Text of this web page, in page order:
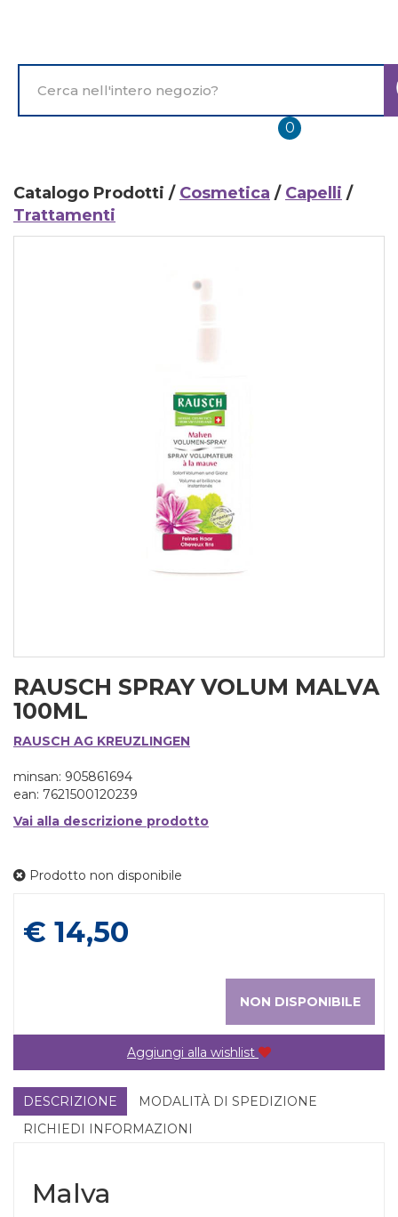
principale
Prodotto
0prodotti
inseriti
Catalogo Prodotti / Cosmetica / Capelli /
Trattamenti
RAUSCH SPRAY VOLUM MALVA
100ML
RAUSCH AG KREUZLINGEN
minsan: 905861694
ean: 7621500120239
Vai alla descrizione prodotto
Prodotto non disponibile
Prezzo
€ 14,50
NON DISPONIBILE
Aggiungi alla wishlist
DESCRIZIONE
MODALITÀ DI SPEDIZIONE
RICHIEDI INFORMAZIONI
Malva